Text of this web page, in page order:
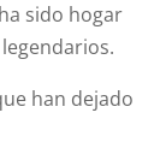
sido hogar
han dejado